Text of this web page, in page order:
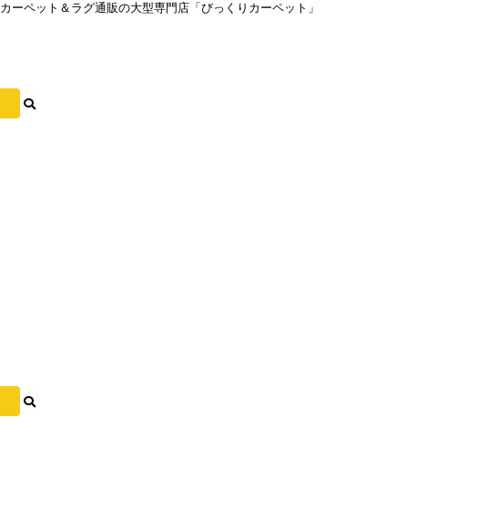
カーペット＆ラグ通販の大型専門店「びっくりカーペット」